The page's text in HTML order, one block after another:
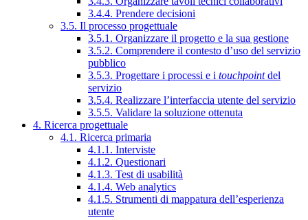
3.4.4. Prendere decisioni
3.5. Il processo progettuale
3.5.1. Organizzare il progetto e la sua gestione
3.5.2. Comprendere il contesto d’uso del servizio
pubblico
3.5.3. Progettare i processi e i touchpointdel
servizio
3.5.4. Realizzare l’interfaccia utente del servizio
3.5.5. Validare la soluzione ottenuta
4. Ricerca progettuale
4.1. Ricerca primaria
4.1.1. Interviste
4.1.2. Questionari
4.1.3. Test di usabilità
4.1.4. Web analytics
4.1.5. Strumenti di mappatura dell’esperienza
utente